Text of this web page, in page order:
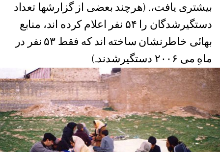
بیشتری یافت،. (هرچند بعضی از گزارشها تعداد
دستگیرشدگان را ۵۴ نفر اعلام کرده اند، منابع
بهائی خاطرنشان ساخته اند که فقط ۵٣ نفر در
ماهِ می ٢٠٠۶ دستگیرشدند.)